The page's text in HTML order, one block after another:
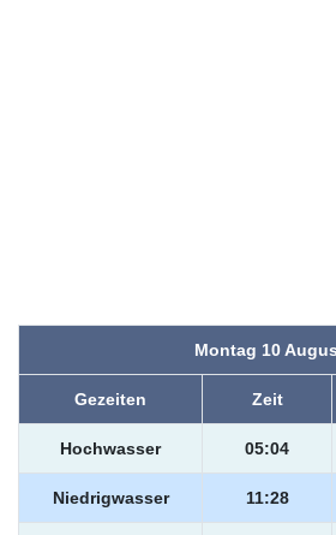
Montag 10
Gezeiten Zeit
Hochwasser 05:04
Niedrigwasser 11:28